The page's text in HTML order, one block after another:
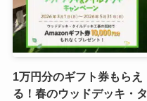
1万円分のギフト券もらえ
る！春のウッドデッキ・タ